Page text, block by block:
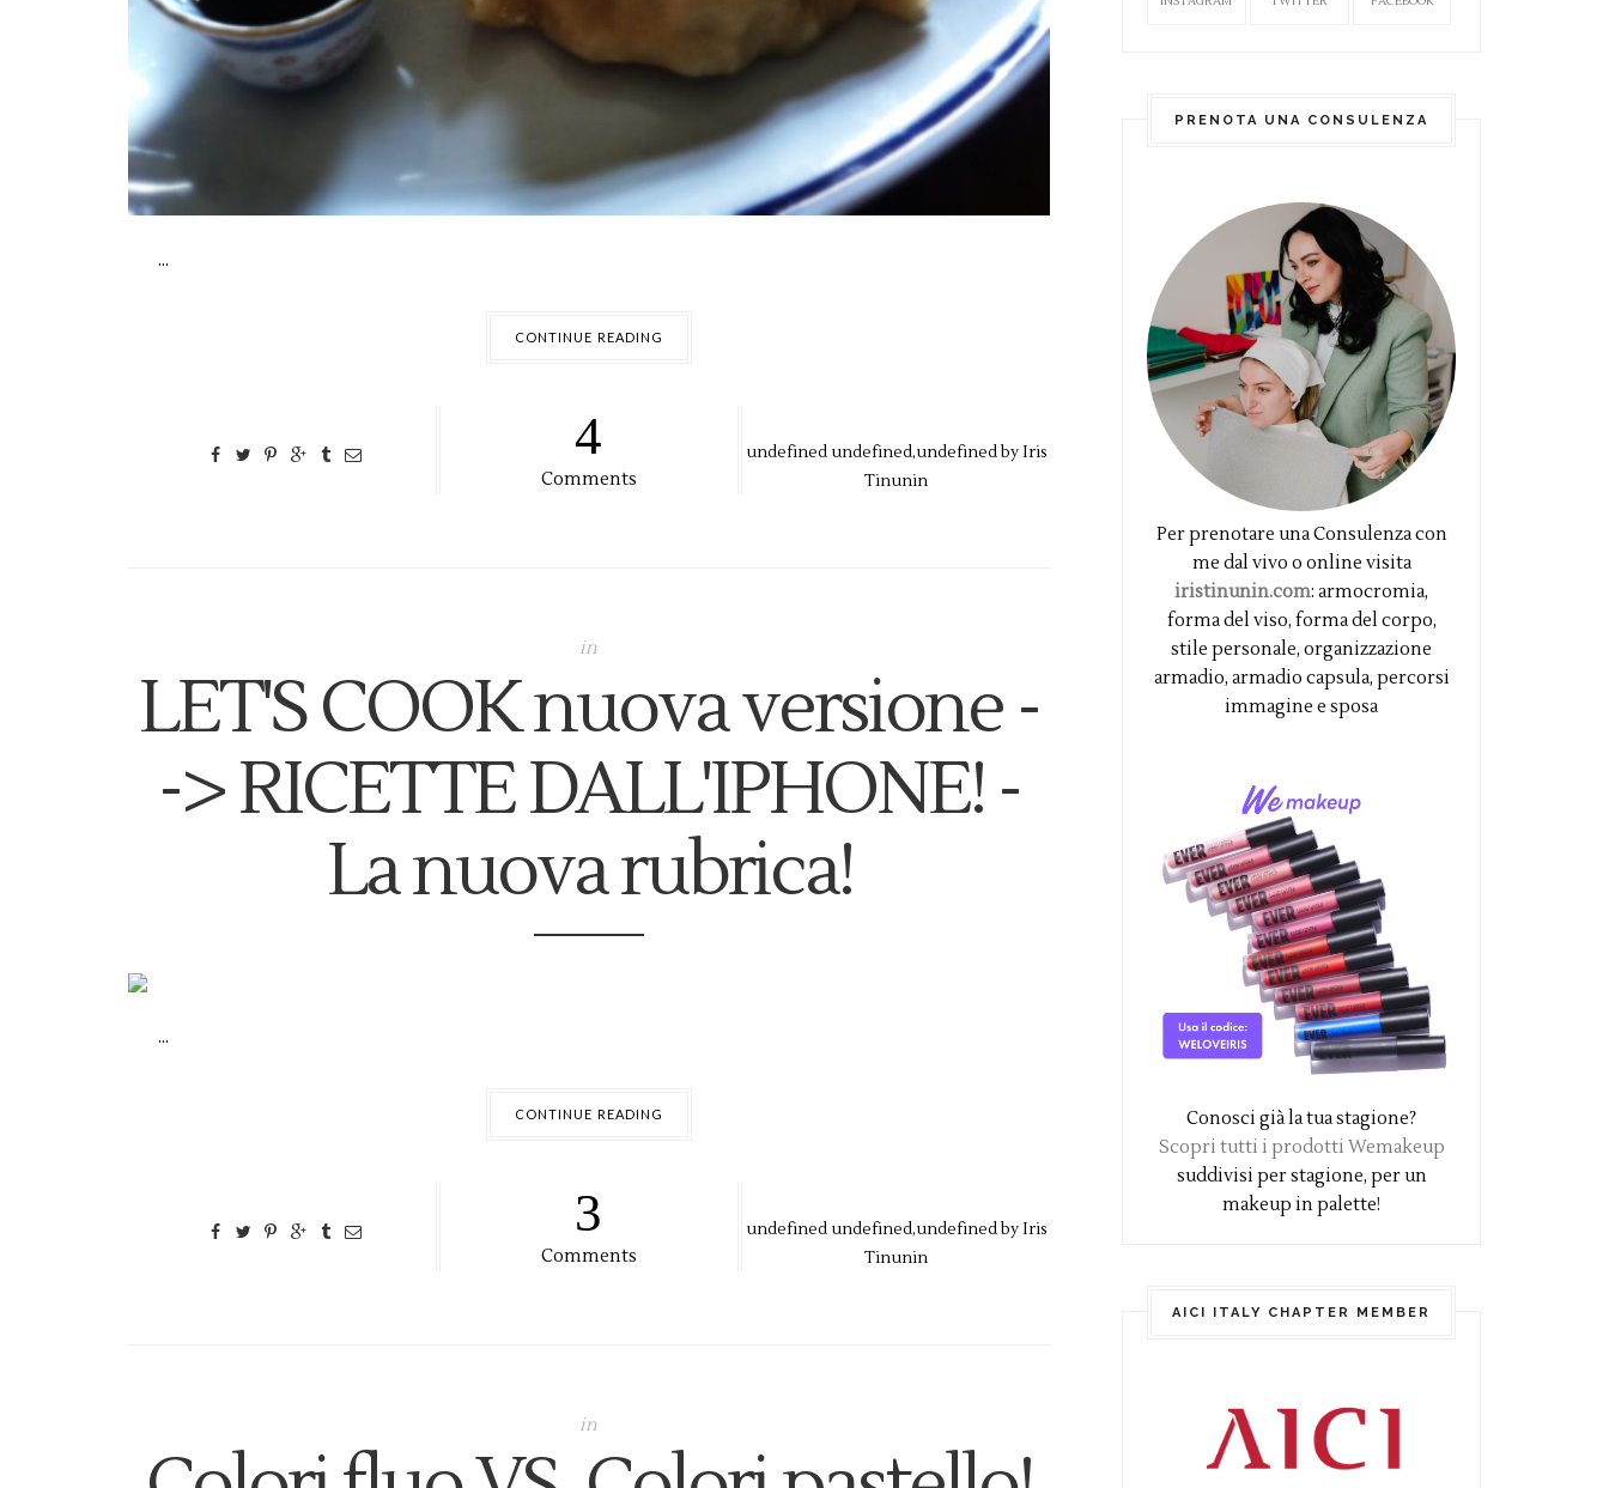
...
CONTINUE READING
4
Comments
undefined undefined,undefined byIris
Tinunin
in
LET'S COOK nuova versione -
-> RICETTE DALL'IPHONE! -
La nuova rubrica!
...
CONTINUE READING
3
Comments
undefined undefined,undefined byIris
Tinunin
in
PRENOTA UNA CONSULENZA
Per prenotare una Consulenza con
me dal vivo o online visita
iristinunin.com: armocromia,
forma del viso, forma del corpo,
stile personale, organizzazione
armadio, armadio capsula, percorsi
immagine e sposa
Conosci già la tua stagione?
Scopri tutti i prodotti Wemakeup
suddivisi per stagione, per un
makeup in palette!
AICI ITALY CHAPTER MEMBER